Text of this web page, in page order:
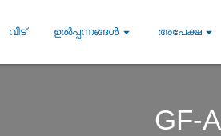
വീട് ഉൽപ്പന്നങ്ങൾ അപേക്ഷ
GF-